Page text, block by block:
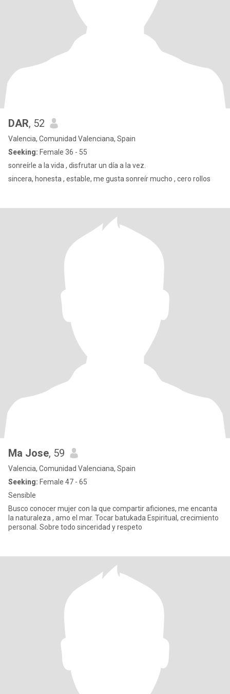
DAR, 52
Valencia, Comunidad Valenciana, Spain
Seeking: Female 36 - 55
sonreírle a la vida , disfrutar un día a la vez.
sincera, honesta , estable, me gusta sonreír mucho , cero rollos
Ma Jose, 59
Valencia, Comunidad Valenciana, Spain
Seeking: Female 47 - 65
Sensible
Busco conocer mujer con la que compartir aficiones, me encanta
la naturaleza , amo el mar. Tocar batukada Espiritual, crecimiento
personal. Sobre todo sinceridad y respeto